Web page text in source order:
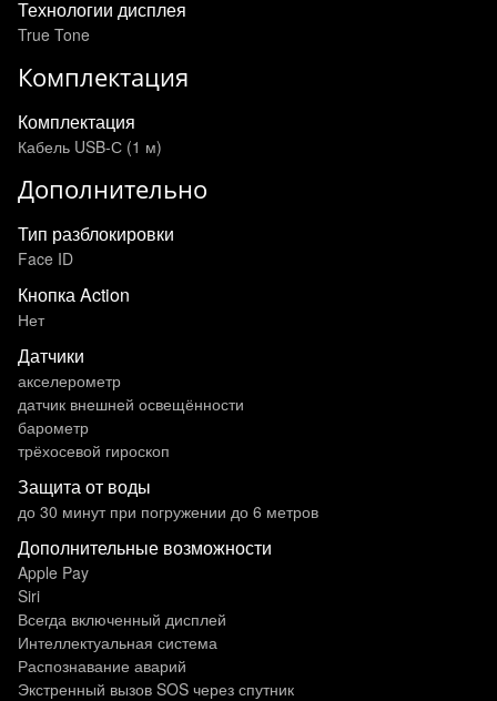
Технологии дисплея
True Tone
Комплектация
Комплектация
Кабель USB-С (1 м)
Дополнительно
Тип разблокировки
Face ID
Кнопка Action
Нет
Датчики
акселерометр
датчик внешней освещённости
барометр
трёхосевой гироскоп
Защита от воды
до 30 минут при погружении до 6 метров
Дополнительные возможности
Apple Pay
Siri
Всегда включенный дисплей
Интеллектуальная система
Распознавание аварий
Экстренный вызов SOS через спутник